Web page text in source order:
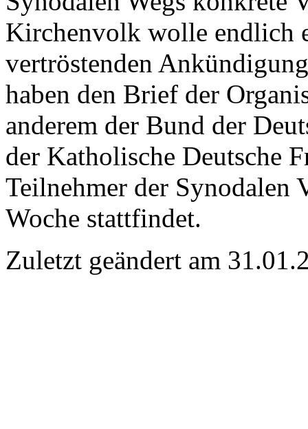
Kirchenvolk wolle endlich
vertröstenden
haben den Brief der
anderem der Bund der
der Katholische Deutsche
Teilnehmer der Synodalen
Woche stattfindet.
Zuletzt geändert am